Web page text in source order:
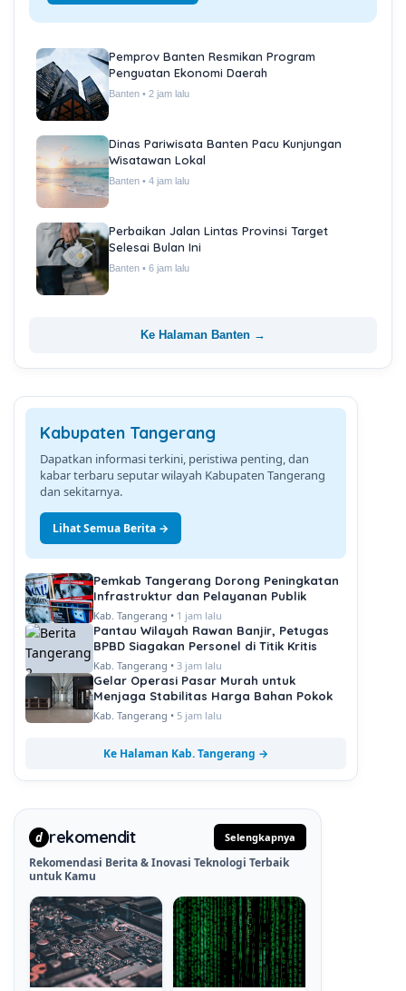
Pemprov Banten Resmikan Program
Penguatan Ekonomi Daerah
Banten • 2 jam lalu
Dinas Pariwisata Banten Pacu Kunjungan
Wisatawan Lokal
Banten • 4 jam lalu
Perbaikan Jalan Lintas Provinsi Target
Selesai Bulan Ini
Banten • 6 jam lalu
Ke Halaman Banten →
Kabupaten Tangerang
Dapatkan informasi terkini, peristiwa penting, dan
kabar terbaru seputar wilayah Kabupaten Tangerang
dan sekitarnya.
Lihat Semua Berita →
Pemkab Tangerang Dorong Peningkatan
Infrastruktur dan Pelayanan Publik
Kab. Tangerang • 1 jam lalu
Pantau Wilayah Rawan Banjir, Petugas
BPBD Siagakan Personel di Titik Kritis
Kab. Tangerang • 3 jam lalu
Gelar Operasi Pasar Murah untuk
Menjaga Stabilitas Harga Bahan Pokok
Kab. Tangerang • 5 jam lalu
Ke Halaman Kab. Tangerang →
d rekomendit Selengkapnya
Rekomendasi Berita & Inovasi Teknologi Terbaik
untuk Kamu